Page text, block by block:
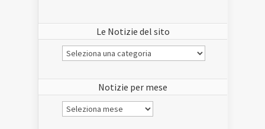
Le Notizie del sito
Le
Notizie
Notizie per mese
Notizie
per